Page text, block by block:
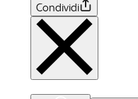
Condividi